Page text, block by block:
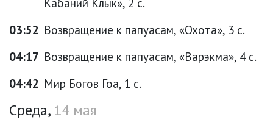
03:52 Возвращение к папуасам, «Охота», 3 с.
04:17 Возвращение к папуасам, «Варэкма», 4 с.
04:42 Мир Богов Гоа, 1 с.
Среда, 14 мая